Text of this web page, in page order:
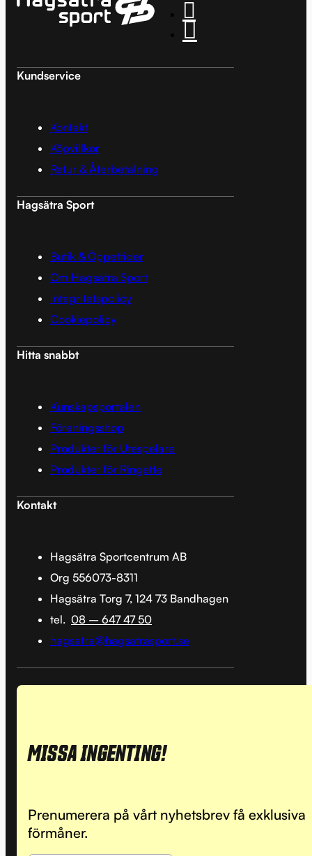
Kundservice
Kontakt
Köpvillkor
Retur & Återbetalning
Hagsätra Sport
Butik & Öppettider
Om Hagsätra Sport
Integritetspolicy
Cookiepolicy
Hitta snabbt
Kunskapsportalen
Föreningsshop
Produkter för Utespelare
Produkter för Ringette
Kontakt
Hagsätra Sportcentrum AB
Org 556073-8311
Hagsätra Torg 7, 124 73 Bandhagen
tel. 08 – 647 47 50
hagsatra@hagsatrasport.se
MISSA INGENTING!
Prenumerera på vårt nyhetsbrev få exklusiva
förmåner.